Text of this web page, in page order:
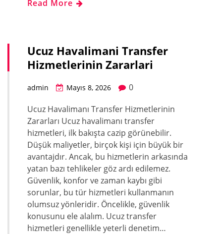
Read More
Ucuz Havalimani Transfer
Hizmetlerinin Zararlari
admin Mayıs 8, 2026
0
Ucuz Havalimanı Transfer Hizmetlerinin
Zararları Ucuz havalimanı transfer
hizmetleri, ilk bakışta cazip görünebilir.
Düşük maliyetler, birçok kişi için büyük bir
avantajdır. Ancak, bu hizmetlerin arkasında
yatan bazı tehlikeler göz ardı edilemez.
Güvenlik, konfor ve zaman kaybı gibi
sorunlar, bu tür hizmetleri kullanmanın
olumsuz yönleridir. Öncelikle, güvenlik
konusunu ele alalım. Ucuz transfer
hizmetleri genellikle yeterli denetim…